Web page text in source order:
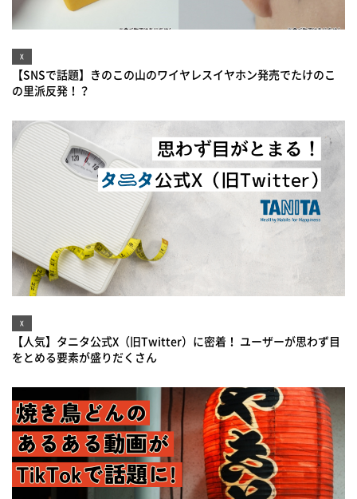
X
【SNSで話題】きのこの山のワイヤレスイヤホン発売でたけのこ
の里派反発！？
X
【人気】タニタ公式X（旧Twitter）に密着！ ユーザーが思わず目
をとめる要素が盛りだくさん